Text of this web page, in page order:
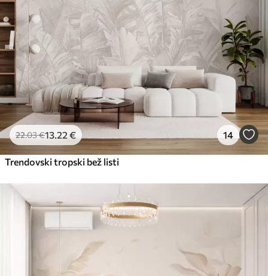
Premium vinil
.00 39 €/m²
Peel and Stick
81 .67 49 .00€ /m²
22.03€13 .22 € 14
Trendovski tropski bež listi